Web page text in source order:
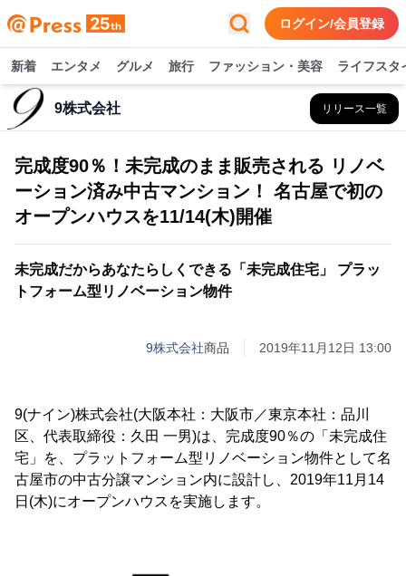
ログイン/会員登録
新着 エンタメ グルメ 旅行 ファッション・美容 ライフスタ
9株式会社 リリース一覧
完成度90％！未完成のまま販売される リノベ
ーション済み中古マンション！ 名古屋で初の
オープンハウスを11/14(木)開催
未完成だからあなたらしくできる「未完成住宅」 プラッ
トフォーム型リノベーション物件
9株式会社商品 2019年11月12日 13:00
9(ナイン)株式会社(大阪本社：大阪市／東京本社：品川
区、代表取締役：久田 一男)は、完成度90％の「未完成住
宅」を、プラットフォーム型リノベーション物件として名
古屋市の中古分譲マンション内に設計し、2019年11月14
日(木)にオープンハウスを実施します。